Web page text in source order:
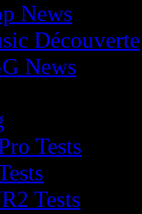
News
Découverte
News
Tests
Tests